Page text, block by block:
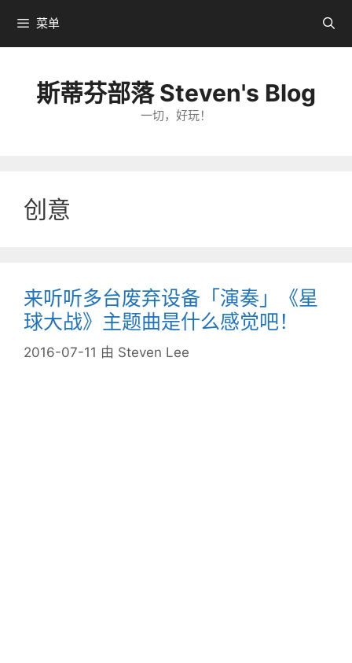
到
菜单
斯蒂芬部落 Steven's Blog
一切，好玩！
创意
来听听多台废弃设备「演奏」《星
球大战》主题曲是什么感觉吧！
2016-07-11 由 Steven Lee